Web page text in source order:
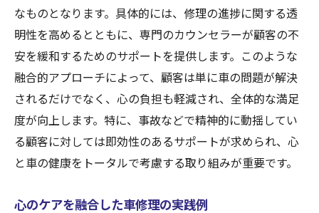
なものとなります。具体的には、修理の進捗に関する透
明性を高めるとともに、専門のカウンセラーが顧客の不
安を緩和するためのサポートを提供します。このような
融合的アプローチによって、顧客は単に車の問題が解決
されるだけでなく、心の負担も軽減され、全体的な満足
度が向上します。特に、事故などで精神的に動揺してい
る顧客に対しては即効性のあるサポートが求められ、心
と車の健康をトータルで考慮する取り組みが重要です。
心のケアを融合した車修理の実践例